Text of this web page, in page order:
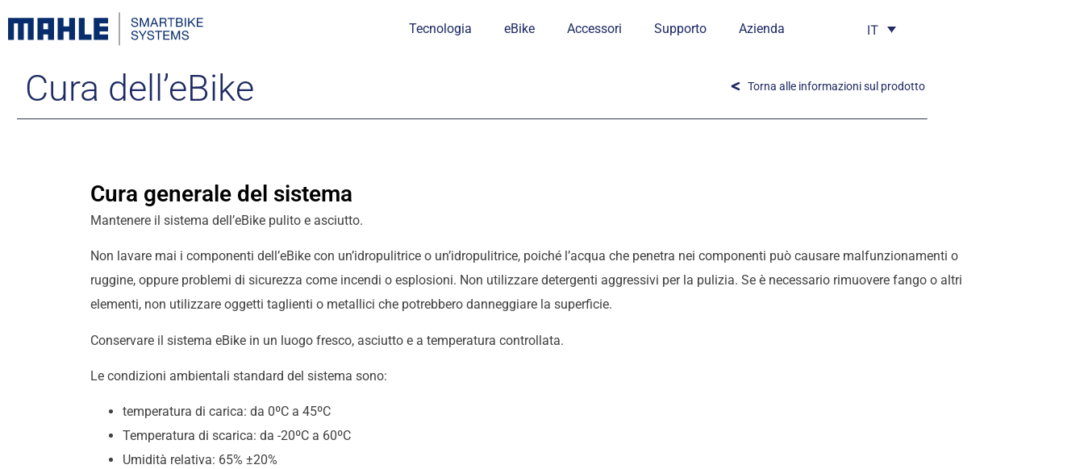
Tecnologia eBike Accessori Supporto Azienda IT
Cura dell’eBike Torna alle informazioni sul prodotto
Cura generale del sistema
Mantenere il sistema dell’eBike pulito e asciutto.
Non lavare mai i componenti dell’eBike con un’idropulitrice o un’idropulitrice, poiché l’acqua che penetra nei componenti può causare malfunzionamenti o
ruggine, oppure problemi di sicurezza come incendi o esplosioni. Non utilizzare detergenti aggressivi per la pulizia. Se è necessario rimuovere fango o altri
elementi, non utilizzare oggetti taglienti o metallici che potrebbero danneggiare la superficie.
Conservare il sistema eBike in un luogo fresco, asciutto e a temperatura controllata.
Le condizioni ambientali standard del sistema sono:
temperatura di carica: da 0ºC a 45ºC
Temperatura di scarica: da -20ºC a 60ºC
Umidità relativa: 65% ±20%